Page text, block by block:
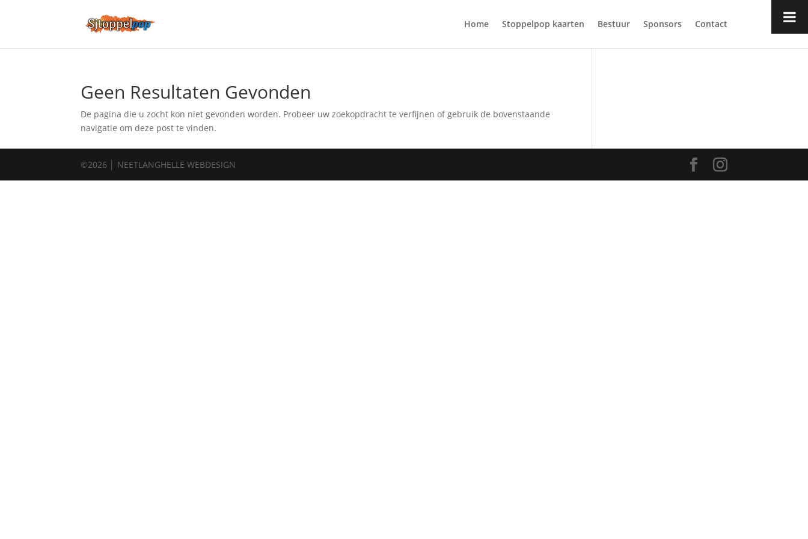
Home Stoppelpop kaarten Bestuur Sponsors Contact
Geen Resultaten Gevonden
De pagina die u zocht kon niet gevonden worden. Probeer uw zoekopdracht te verfijnen of gebruik de bovenstaande
navigatie om deze post te vinden.
©2026 │ NEETLANGHELLE WEBDESIGN